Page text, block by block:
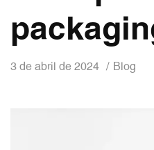
3 de abril de 2024 Blog